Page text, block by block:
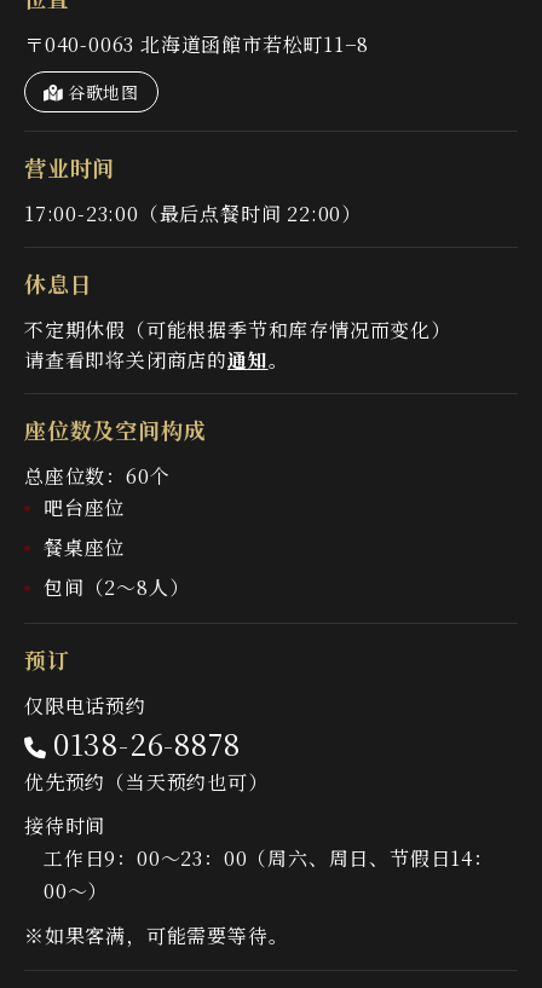
〒040-0063 北海道函館市若松町11−8
谷歌地图
营业时间
17:00-23:00（最后点餐时间 22:00）
休息日
不定期休假（可能根据季节和库存情况而变化）
请查看即将关闭商店的通知。
座位数及空间构成
总座位数：60个
吧台座位
餐桌座位
包间（2～8人）
预订
仅限电话预约
0138-26-8878
优先预约（当天预约也可）
接待时间
工作日9：00〜23：00（周六、周日、节假日14：
00〜）
※如果客满，可能需要等待。